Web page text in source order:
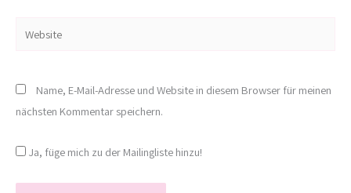
Website
Name, E-Mail-Adresse und Website in diesem Browser für meinen
nächsten Kommentar speichern.
Ja, füge mich zu der Mailingliste hinzu!